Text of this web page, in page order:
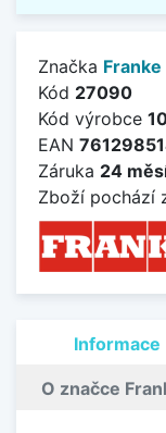
Značka Franke
Kód 27090
Kód výrobce
EAN
Záruka 24
Zboží pochází
Informace
O značce